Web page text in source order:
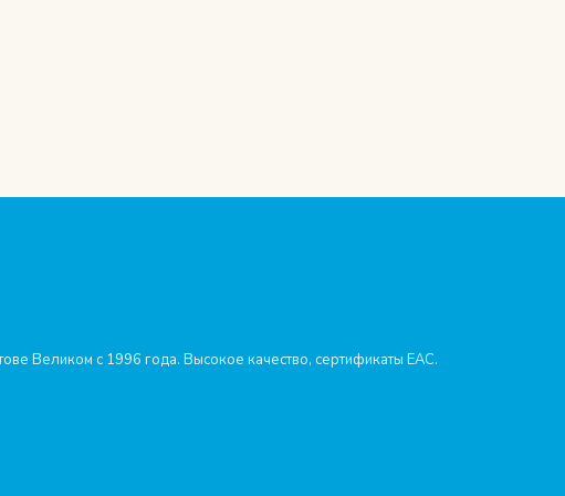
Великом с 1996 года. Высокое качество, сертификаты ЕАС.